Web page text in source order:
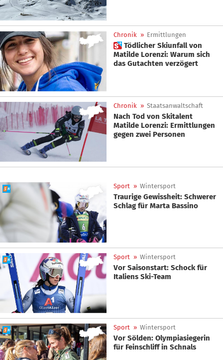
Chronik » Ermittlungen
 Tödlicher Skiunfall von
Matilde Lorenzi: Warum sich
das Gutachten verzögert
Chronik » Staatsanwaltschaft
Nach Tod von Skitalent
Matilde Lorenzi: Ermittlungen
gegen zwei Personen
Sport » Wintersport
Traurige Gewissheit: Schwerer
Schlag für Marta Bassino
Sport » Wintersport
Vor Saisonstart: Schock für
Italiens Ski-Team
Sport » Wintersport
Vor Sölden: Olympiasiegerin
für Feinschliff in Schnals